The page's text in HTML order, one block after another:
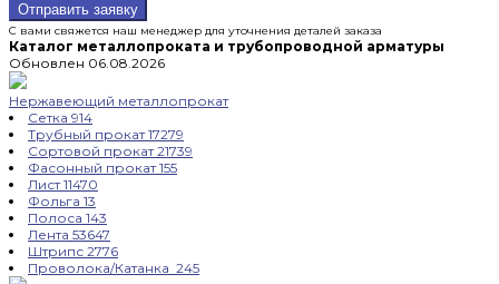
Отправить заявку
С вами свяжется наш менеджер для уточнения деталей заказа
Каталог металлопроката и трубопроводной арматуры
Обновлен 06.08.2026
Нержавеющий металлопрокат
Сетка 914
Трубный прокат17279
Сортовой прокат21739
Фасонный прокат155
Лист11470
Фольга 13
Полоса 143
Лента 53647
Штрипс 2776
Проволока/Катанка 245